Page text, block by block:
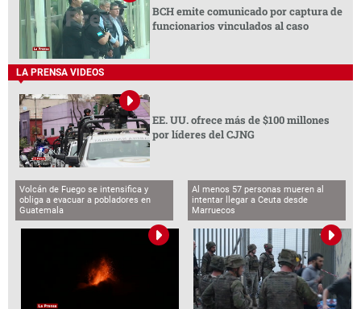
BCH emite comunicado por captura de
funcionarios vinculados al caso
LA PRENSA VIDEOS
EE. UU. ofrece más de $100 millones
por líderes del CJNG
Volcán de Fuego se intensifica y
obliga a evacuar a pobladores en
Guatemala
Al menos 57 personas mueren al
intentar llegar a Ceuta desde
Marruecos